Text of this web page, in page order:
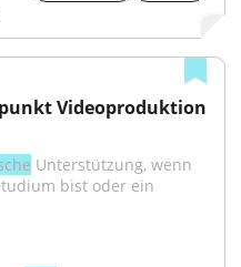
Videoproduktion
Unterstützung, wenn
bist oder ein